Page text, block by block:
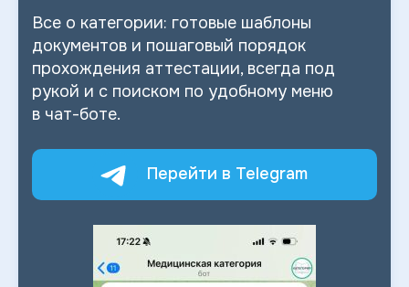
Все о категории: готовые шаблоны
документов и пошаговый порядок
прохождения аттестации, всегда под
рукой и с поиском по удобному меню
в чат-боте.
Перейти в Telegram